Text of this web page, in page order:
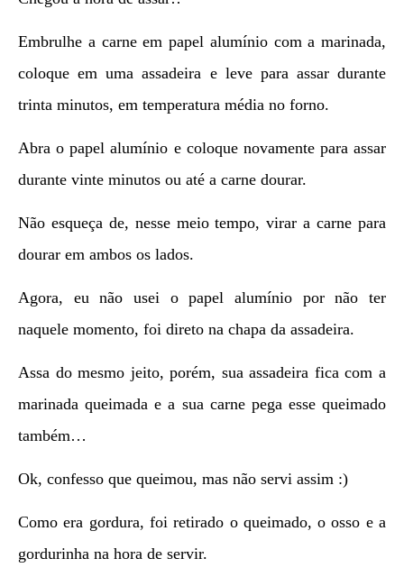
Embrulhe a carne em papel alumínio com a marinada,
coloque em uma assadeira e leve para assar durante
trinta minutos, em temperatura média no forno.
Abra o papel alumínio e coloque novamente para assar
durante vinte minutos ou até a carne dourar.
Não esqueça de, nesse meio tempo, virar a carne para
dourar em ambos os lados.
Agora, eu não usei o papel alumínio por não ter
naquele momento, foi direto na chapa da assadeira.
Assa do mesmo jeito, porém, sua assadeira fica com a
marinada queimada e a sua carne pega esse queimado
também…
Ok, confesso que queimou, mas não servi assim :)
Como era gordura, foi retirado o queimado, o osso e a
gordurinha na hora de servir.